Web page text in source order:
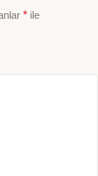
* ile